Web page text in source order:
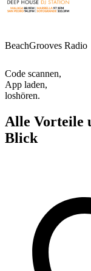
BeachGrooves Radio
Code scannen,
App laden,
loshören.
Alle Vorteile
Blick